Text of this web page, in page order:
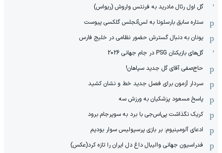
گل اول رئال مادرید به فرنتس واروش (ریواس)
ستاره سابق بارسلونا به لس‌آنجلس گلکسی پیوست
یونان به دنبال گسترش حضور نظامی در خلیج فارس
گل‌های بازیکنان PSG در جام جهانی 2026
حاج‌صفی آقای گل جدید سپاهان!
سردار آزمون برای فصل جدید خط و نشان کشید
پاسخ مسعود پزشکیان به ورزش سه
کریک نگذاشت پی‌اس‌جی با برد به سوپرجام برود
ادعای آلومینیوم: بر بازی پرسپولیس سوار بودیم
فدراسیون جهانی والیبال داغ دل ایران را تازه کرد(عکس)